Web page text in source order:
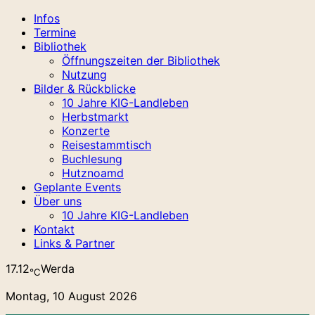
Infos
Termine
Bibliothek
Öffnungszeiten der Bibliothek
Nutzung
Bilder & Rückblicke
10 Jahre KIG-Landleben
Herbstmarkt
Konzerte
Reisestammtisch
Buchlesung
Hutznoamd
Geplante Events
Über uns
10 Jahre KIG-Landleben
Kontakt
Links & Partner
17.12℃Werda
Montag, 10 August 2026